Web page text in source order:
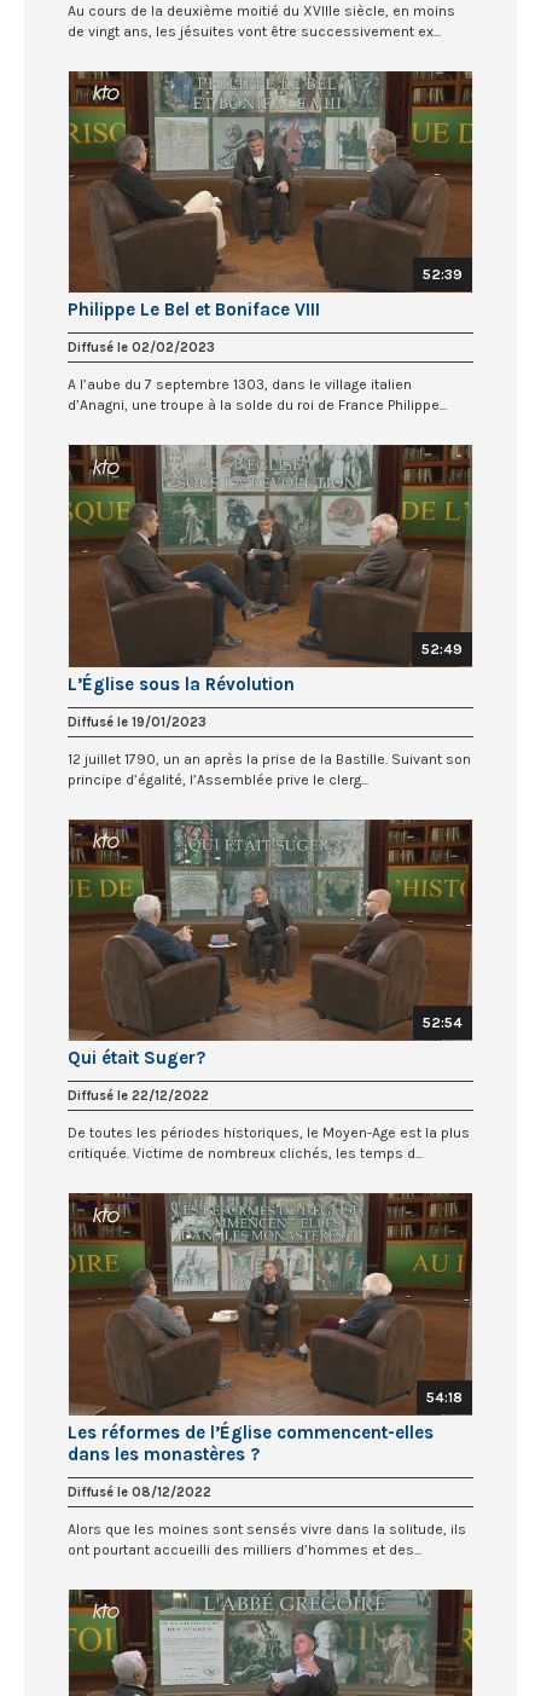
Au cours de la deuxième moitié du XVIIIe siècle, en moins
de vingt ans, les jésuites vont être successivement ex...
52:39
Philippe Le Bel et Boniface VIII
Diffusé le 02/02/2023
A l’aube du 7 septembre 1303, dans le village italien
d’Anagni, une troupe à la solde du roi de France Philippe...
52:49
L’Église sous la Révolution
Diffusé le 19/01/2023
12 juillet 1790, un an après la prise de la Bastille. Suivant son
principe d’égalité, l’Assemblée prive le clerg...
52:54
Qui était Suger?
Diffusé le 22/12/2022
De toutes les périodes historiques, le Moyen-Age est la plus
critiquée. Victime de nombreux clichés, les temps d...
54:18
Les réformes de l’Église commencent-elles
dans les monastères ?
Diffusé le 08/12/2022
Alors que les moines sont sensés vivre dans la solitude, ils
ont pourtant accueilli des milliers d’hommes et des...